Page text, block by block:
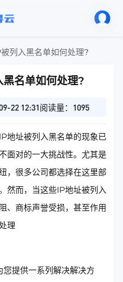
列入黑名单如何处理?
名单如何处理?
22 12:31阅读量：1095
地址被列入黑名单的现象已
面对的一大挑战性。尤其是
，很多公司都选择在这里部
然而，当这些IP地址被列入
、商标声誉受损，甚至作用
理
提供一系列解决解决方